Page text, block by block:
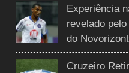
Experiência
revelado
do
Cruzeiro